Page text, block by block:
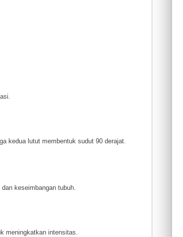
kedua lutut membentuk sudut 90 derajat.
keseimbangan tubuh.
meningkatkan intensitas.